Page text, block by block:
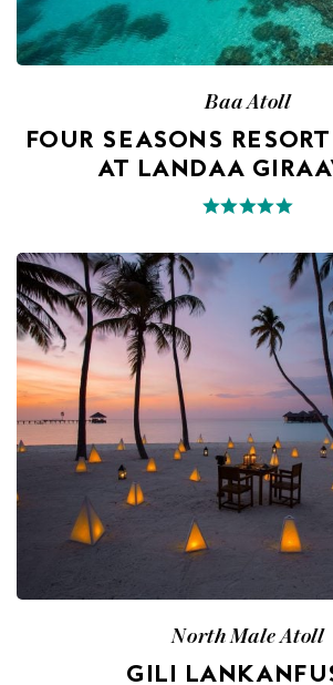
Baa Atoll
FOUR SEASONS
AT LANDAA
North Male Atoll
GILI